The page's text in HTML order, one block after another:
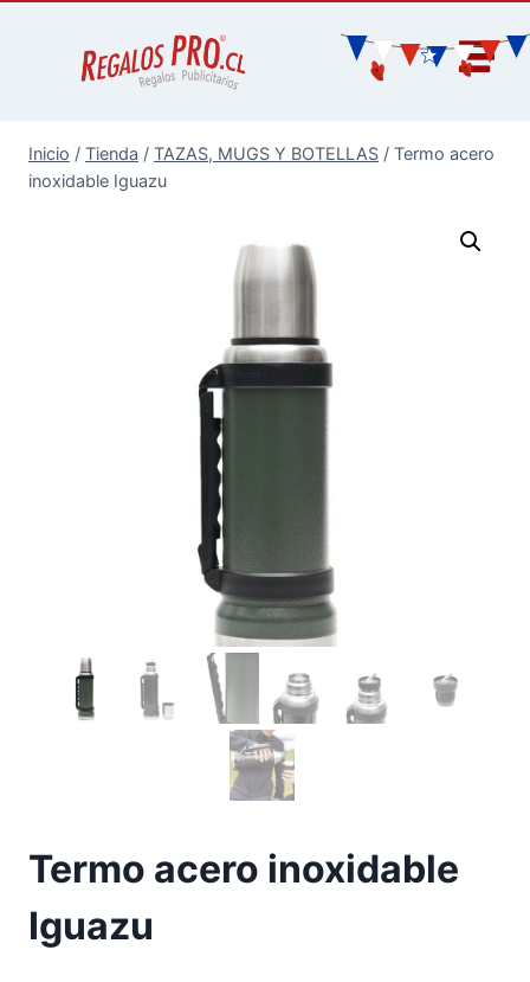
Inicio / Tienda / TAZAS, MUGS Y BOTELLAS / Termo acero
inoxidable Iguazu
Termo acero inoxidable
Iguazu